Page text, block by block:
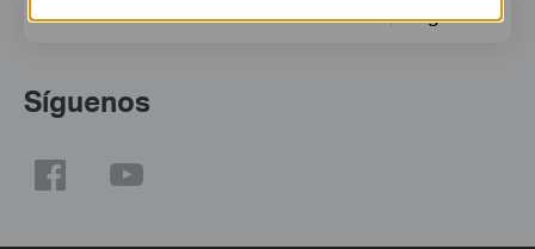
Regístrate
Síguenos